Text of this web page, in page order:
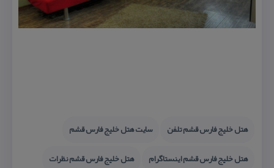
هتل خلیج فارس قشم تلفن
سایت هتل خلیج فارس قشم
هتل خلیج فارس قشم اینستاگرام
هتل خلیج فارس قشم نظرات